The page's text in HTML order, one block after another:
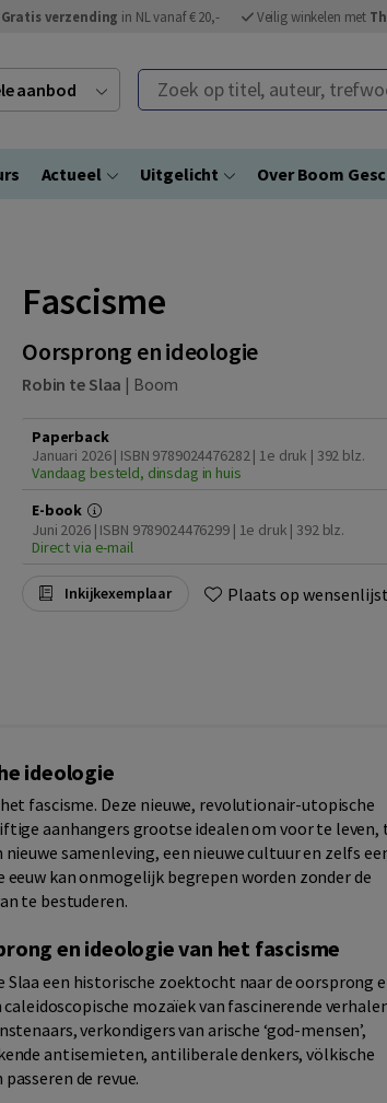
Gratis verzending in NL vanaf € 20,- Veilig winkelen met
aanbod Zoek op titel, auteur, trefwoord
Actueel Uitgelicht Over Boom
Fascisme
Oorsprong en ideologie
Robin te Slaa | Boom
Paperback
Januari 2026 | ISBN 9789024476282 | 1e druk | 392 blz.
Vandaag besteld, dinsdag in huis
E-book
Juni 2026 | ISBN 9789024476299 | 1e druk | 392 blz.
Direct via e-mail
Inkijkexemplaar Plaats op wensenlijst
ideologie
fascisme. Deze nieuwe, revolutionair-utopische
aanhangers grootse idealen om voor te leven,
samenleving, een nieuwe cultuur en zelfs
kan onmogelijk begrepen worden zonder de
te bestuderen.
en ideologie van het fascisme
een historische zoektocht naar de oorsprong
mozaïek van fascinerende
verkondigers van arische ‘god-mensen’,
antisemieten, antiliberale denkers, völkische
de revue.